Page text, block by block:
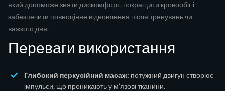
який допоможе зняти дискомфорт, покращити кровообіг і
забезпечити повноцінне відновлення після тренувань чи
важкого дня.
Переваги використання
Глибокий перкусійний масаж: потужний двигун створює
імпульси, що проникають у м’язові тканини.